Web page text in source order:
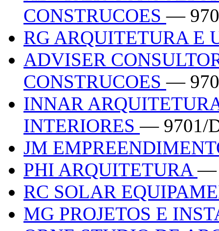
CONSTRUCOES—
RG ARQUITETURA E
ADVISER
CONSTRUCOES—
INNAR
INTERIORES— 9701/
JM
PHI ARQUITETURA—
RC SOLAR
MG PROJETOS E